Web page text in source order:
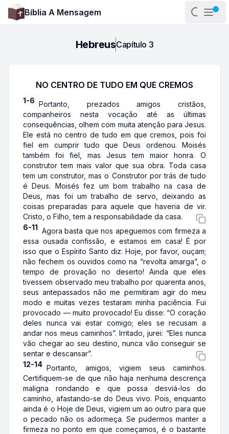
Bíblia A Mensagem
Abrir
HebreusCapítulo 3
NO CENTRO DE TUDO EM QUE CREMOS
1-6 Portanto, prezados amigos cristãos,
companheiros nesta vocação até as últimas
consequências, olhem com muita atenção para Jesus.
Ele está no centro de tudo em que cremos, pois foi
fiel em cumprir tudo que Deus ordenou. Moisés
também foi fiel, mas Jesus tem maior honra. O
construtor tem mais valor que sua obra. Toda casa
tem um construtor, mas o Construtor por trás de tudo
é Deus. Moisés fez um bom trabalho na casa de
Deus, mas foi um trabalho de servo, deixando as
coisas preparadas para aquele que haveria de vir.
Cristo, o Filho, tem a responsabilidade da casa.
6-11 Agora basta que nos apeguemos com firmeza a
essa ousada confissão, e estamos em casa! É por
isso que o Espírito Santo diz: Hoje, por favor, ouçam;
não fechem os ouvidos como na “revolta amarga”, o
tempo de provação no deserto! Ainda que eles
tivessem observado meu trabalho por quarenta anos,
seus antepassados não me permitiram agir do meu
modo e muitas vezes testaram minha paciência. Fui
provocado — muito provocado! Eu disse: “O coração
deles nunca vai estar comigo; eles se recusam a
andar nos meus caminhos”. Irritado, jurei: “Eles nunca
vão chegar ao seu destino, nunca vão conseguir se
sentar e descansar”.
12-14 Portanto, amigos, vigiem seus caminhos.
Certifiquem-se de que não haja nenhuma descrença
maligna rondando e que possa desviá-los do
caminho, afastando-se do Deus vivo. Pois, enquanto
ainda é o Hoje de Deus, vigiem um ao outro para que
o pecado não os adormeça. Se pudermos manter a
firmeza no ponto em que começamos, é o bastante